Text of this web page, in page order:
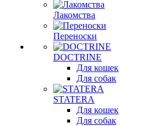
Лакомства
Переноски
DOCTRINE
Для кошек
Для собак
STATERA
Для кошек
Для собак